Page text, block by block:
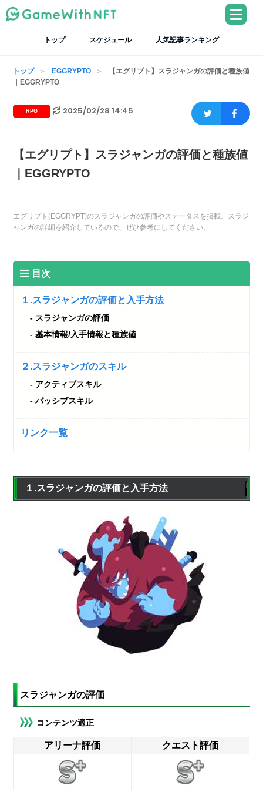
トップ スケジュール 人気記事ランキング
トップ EGGRYPTO
【エグリプト】スラジャンガの評価と種族値
｜EGGRYPTO
RPG 2025/02/28 14:45
【エグリプト】スラジャンガの評価と種族値
｜EGGRYPTO
エグリプト(EGGRYPT)のスラジャンガの評価やステータスを掲載。スラジ
ャンガの詳細を紹介しているので、ぜひ参考にしてください。
目次
１.スラジャンガの評価と入手方法
スラジャンガの評価
基本情報/入手情報と種族値
２.スラジャンガのスキル
アクティブスキル
パッシブスキル
リンク一覧
１.スラジャンガの評価と入手方法
スラジャンガの評価
コンテンツ適正
アリーナ評価 クエスト評価